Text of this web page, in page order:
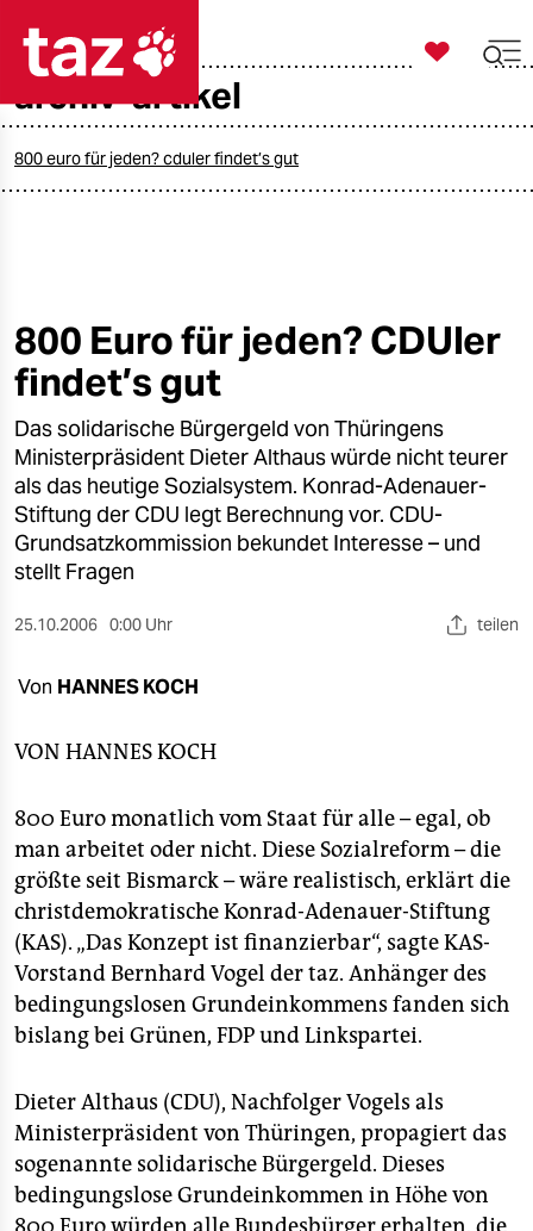
taz zahl ich
öko
gesellschaft
kultur
sport
berlin
nord
verlag
verlag
fragen & hilfe
unterstützen
abo
genossenschaft

taz zahl ich
archiv-artikel
800 euro für jeden? cduler findet’s gut
800 Euro für jeden? CDUler
findet’s gut
Das solidarische Bürgergeld von Thüringens
Ministerpräsident Dieter Althaus würde nicht teurer
als das heutige Sozialsystem. Konrad-Adenauer-
Stiftung der CDU legt Berechnung vor. CDU-
Grundsatzkommission bekundet Interesse – und
stellt Fragen
25.10.2006 0:00 Uhr teilen
Von HANNES KOCH
VON HANNES KOCH
800 Euro monatlich vom Staat für alle – egal, ob
man arbeitet oder nicht. Diese Sozialreform – die
größte seit Bismarck – wäre realistisch, erklärt die
christdemokratische Konrad-Adenauer-Stiftung
(KAS). „Das Konzept ist finanzierbar“, sagte KAS-
Vorstand Bernhard Vogel der taz. Anhänger des
bedingungslosen Grundeinkommens fanden sich
bislang bei Grünen, FDP und Linkspartei.
Dieter Althaus (CDU), Nachfolger Vogels als
Ministerpräsident von Thüringen, propagiert das
sogenannte solidarische Bürgergeld. Dieses
bedingungslose Grundeinkommen in Höhe von